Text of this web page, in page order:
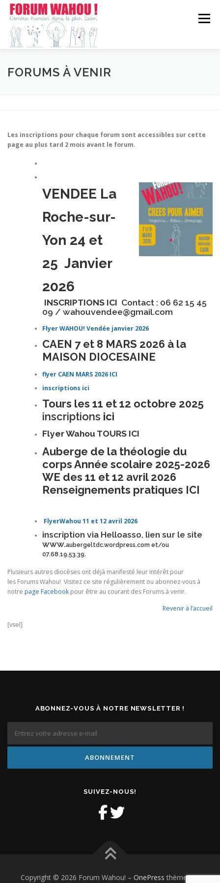
Aller
Menu
WAHOU!? FORUM CHEZ VOUS
FORUMS À VENIR
Les inscriptions pour chaque forum sont accessibles sur cette
page au plus tard 2 mois avant le forum.
VENDEE La
Roche-sur-
Yon 24 et
25 Janvier
2026
INSCRIPTIONS ICI Contact : 06 62 15 45
09 / wahouvendee@gmail.com
Flyer WAHOU! Vendée janvier 2026
CAEN 7 et 8 MARS 2026 à la
MAISON DIOCESAINE
flyer CAEN MARS 2026 ICI
inscriptions ici
Tours les 11 et 12 octobre 2025
inscriptions ici
Flyer Wahou TOURS ICI
Auberge de la théologie du
corps Année scolaire 2025-2026
WE des 11 et 12 avril 2026
Renseignements pratiques ICI
FlyerWahou 11 et 12 avril 2026
inscription via Helloasso, lien sur le site
www.aubergeltdc.wordpress.com et/ou
07.68.19.53.39.
Plusieurs autres diocèses ont déjà manifesté leur intérêt pour
les Forums Wahou! Visitez ce site régulièrement ou abonnez-vous à
notre page Facebook pour être au courant des Forums à venir.
Revenir à l’accueil
[vsel]
ABONNEZ-VOUS À NOTRE NEWSLETTER !
SUIVEZ-NOUS!
Copyright © 2026 Forum Wahou! – OnePress thème par